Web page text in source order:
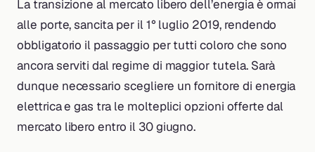
La transizione al mercato libero dell’energia è ormai
alle porte, sancita per il 1° luglio 2019, rendendo
obbligatorio il passaggio per tutti coloro che sono
ancora serviti dal regime di maggior tutela. Sarà
dunque necessario scegliere un fornitore di energia
elettrica e gas tra le molteplici opzioni offerte dal
mercato libero entro il 30 giugno.